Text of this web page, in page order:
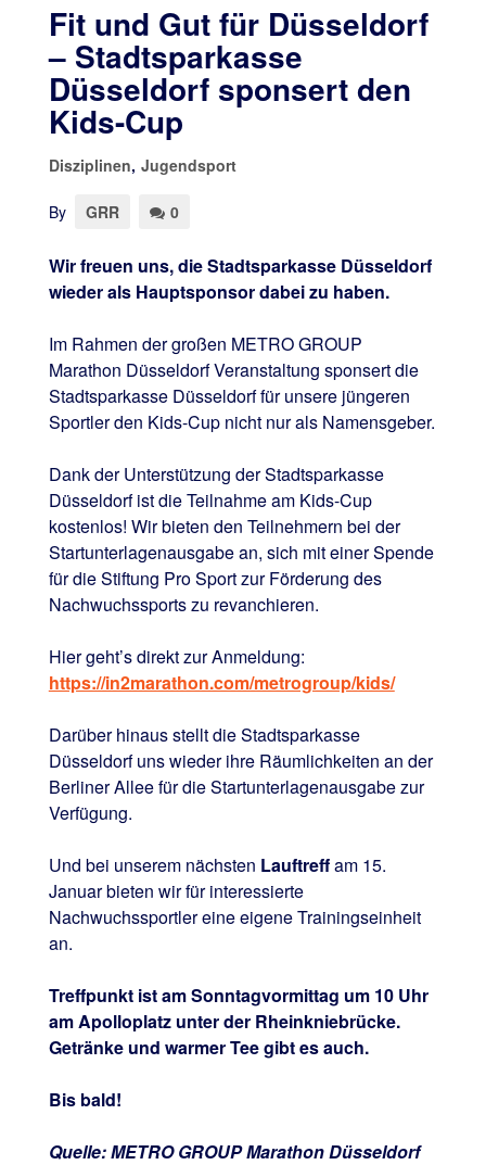
Fit und Gut für Düsseldorf
– Stadtsparkasse
Düsseldorf sponsert den
Kids-Cup
Disziplinen, Jugendsport
By GRR 0
Wir freuen uns, die Stadtsparkasse Düsseldorf
wieder als Hauptsponsor dabei zu haben.
Im Rahmen der großen METRO GROUP
Marathon Düsseldorf Veranstaltung sponsert die
Stadtsparkasse Düsseldorf für unsere jüngeren
Sportler den Kids-Cup nicht nur als Namensgeber.
Dank der Unterstützung der Stadtsparkasse
Düsseldorf ist die Teilnahme am Kids-Cup
kostenlos! Wir bieten den Teilnehmern bei der
Startunterlagenausgabe an, sich mit einer Spende
für die Stiftung Pro Sport zur Förderung des
Nachwuchssports zu revanchieren.
Hier geht’s direkt zur Anmeldung:
https://in2marathon.com/metrogroup/kids/
Darüber hinaus stellt die Stadtsparkasse
Düsseldorf uns wieder ihre Räumlichkeiten an der
Berliner Allee für die Startunterlagenausgabe zur
Verfügung.
Und bei unserem nächsten Lauftreffam 15.
Januar bieten wir für interessierte
Nachwuchssportler eine eigene Trainingseinheit
an.
Treffpunkt ist am Sonntagvormittag um 10 Uhr
am Apolloplatz unter der Rheinkniebrücke.
Getränke und warmer Tee gibt es auch.
Bis bald!
Quelle: METRO GROUP Marathon Düsseldorf